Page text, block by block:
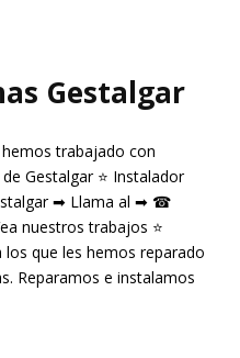
Gestalgar
trabajado con
Gestalgar ⭐ Instalador
➡ Llama al ➡ ☎
nuestros trabajos ⭐
que les hemos reparado
Reparamos e instalamos